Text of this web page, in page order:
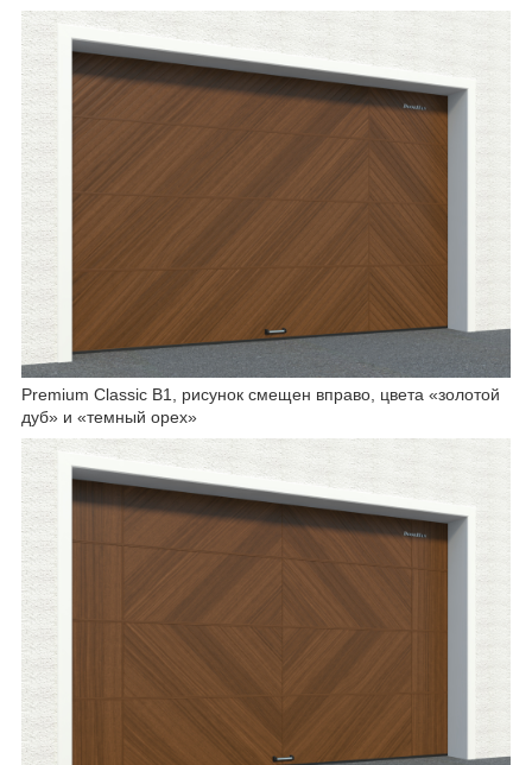
Premium Classic B1, рисунок смещен вправо, цвета «золотой
дуб» и «темный орех»